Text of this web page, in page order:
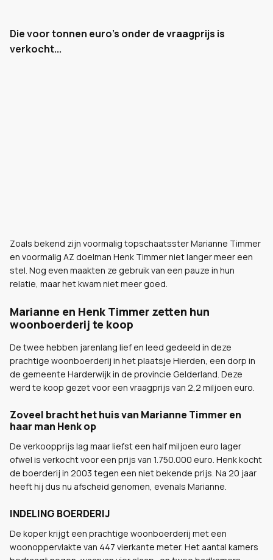
Die voor tonnen euro's onder de vraagprijs is
verkocht...
Zoals bekend zijn voormalig topschaatsster Marianne Timmer
en voormalig AZ doelman Henk Timmer niet langer meer een
stel. Nog even maakten ze gebruik van een pauze in hun
relatie, maar het kwam niet meer goed.
Marianne en Henk Timmer zetten hun
woonboerderij te koop
De twee hebben jarenlang lief en leed gedeeld in deze
prachtige woonboerderij in het plaatsje Hierden, een dorp in
de gemeente Harderwijk in de provincie Gelderland. Deze
werd te koop gezet voor een vraagprijs van 2,2 miljoen euro.
Zoveel bracht het huis van Marianne Timmer en
haar man Henk op
De verkoopprijs lag maar liefst een half miljoen euro lager
ofwel is verkocht voor een prijs van 1.750.000 euro. Henk kocht
de boerderij in 2003 tegen een niet bekende prijs. Na 20 jaar
heeft hij dus nu afscheid genomen, evenals Marianne.
INDELING BOERDERIJ
De koper krijgt een prachtige woonboerderij met een
woonoppervlakte van 447 vierkante meter. Het aantal kamers